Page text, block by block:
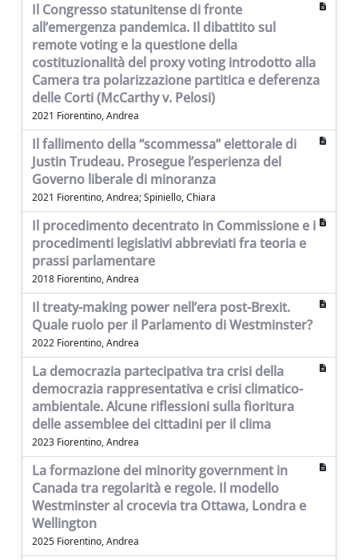
Il Congresso statunitense di fronte
all’emergenza pandemica. Il dibattito sul
remote voting e la questione della
costituzionalità del proxy voting introdotto alla
Camera tra polarizzazione partitica e deferenza
delle Corti (McCarthy v. Pelosi)
2021 Fiorentino, Andrea
Il fallimento della “scommessa” elettorale di
Justin Trudeau. Prosegue l’esperienza del
Governo liberale di minoranza
2021 Fiorentino, Andrea; Spiniello, Chiara
Il procedimento decentrato in Commissione e i
procedimenti legislativi abbreviati fra teoria e
prassi parlamentare
2018 Fiorentino, Andrea
Il treaty-making power nell’era post-Brexit.
Quale ruolo per il Parlamento di Westminster?
2022 Fiorentino, Andrea
La democrazia partecipativa tra crisi della
democrazia rappresentativa e crisi climatico-
ambientale. Alcune riflessioni sulla fioritura
delle assemblee dei cittadini per il clima
2023 Fiorentino, Andrea
La formazione dei minority government in
Canada tra regolarità e regole. Il modello
Westminster al crocevia tra Ottawa, Londra e
Wellington
2025 Fiorentino, Andrea